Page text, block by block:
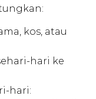
kos, atau
hari ke
hari: